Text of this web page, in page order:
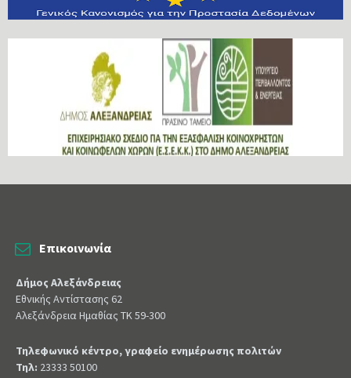
Επικοινωνία
Δήμος Αλεξάνδρειας
Εθνικής Αντίστασης 62
Αλεξάνδρεια Ημαθίας ΤΚ 59-300
Τηλεφωνικό κέντρο, γραφείο ενημέρωσης πολιτών
Τηλ: 23333 50100